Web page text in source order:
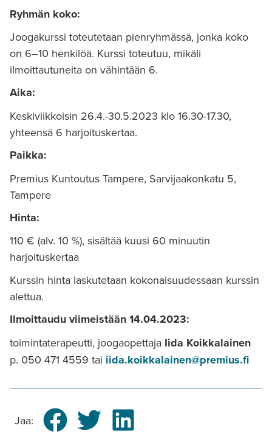
Ryhmän koko:
Joogakurssi toteutetaan pienryhmässä, jonka koko
on 6–10 henkilöä. Kurssi toteutuu, mikäli
ilmoittautuneita on vähintään 6.
Aika:
Keskiviikkoisin 26.4.-30.5.2023 klo 16.30-17.30,
yhteensä 6 harjoituskertaa.
Paikka:
Premius Kuntoutus Tampere, Sarvijaakonkatu 5,
Tampere
Hinta:
110 € (alv. 10 %)​​, sisältää kuusi 60 minuutin
harjoituskertaa
Kurssin hinta laskutetaan kokonaisuudessaan kurssin
alettua.
Ilmoittaudu viimeistään 14.04.2023:
toimintaterapeutti, joogaopettaja Iida Koikkalainen
p. 050 471 4559 tai iida.koikkalainen@premius.fi
Jaa: